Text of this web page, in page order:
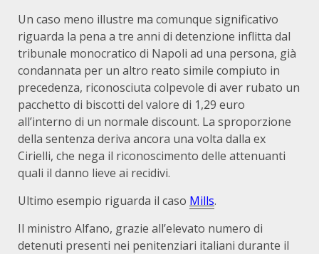
Un caso meno illustre ma comunque significativo
riguarda la pena a tre anni di detenzione inflitta dal
tribunale monocratico di Napoli ad una persona, già
condannata per un altro reato simile compiuto in
precedenza, riconosciuta colpevole di aver rubato un
pacchetto di biscotti del valore di 1,29 euro
all’interno di un normale discount. La sproporzione
della sentenza deriva ancora una volta dalla ex
Cirielli, che nega il riconoscimento delle attenuanti
quali il danno lieve ai recidivi.
Ultimo esempio riguarda il caso Mills.
Il ministro Alfano, grazie all’elevato numero di
detenuti presenti nei penitenziari italiani durante il